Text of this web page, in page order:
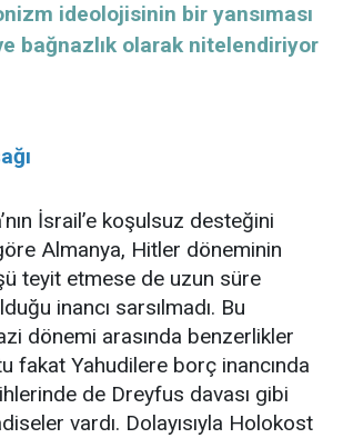
ideolojisinin bir yansıması
bağnazlık olarak nitelendiriyor
İsrail’e koşulsuz desteğini
Almanya, Hitler döneminin
teyit etmese de uzun süre
inancı sarsılmadı. Bu
dönemi arasında benzerlikler
fakat Yahudilere borç inancında
de Dreyfus davası gibi
vardı. Dolayısıyla Holokost